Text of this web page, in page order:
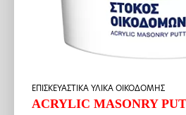
ΕΠΙΣΚΕΥΑΣΤΙΚΑ ΥΛΙΚΑ ΟΙΚΟΔΟΜΗΣ
ACRYLIC MASONRY